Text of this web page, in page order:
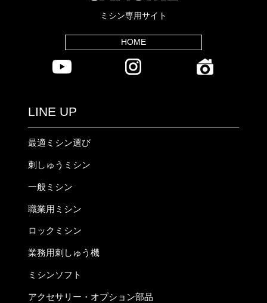
ミシン専用サイト
HOME
LINE UP
最適ミシン選び
刺しゅうミシン
一般ミシン
職業用ミシン
ロックミシン
業務用刺しゅう機
ミシンソフト
アクセサリー・オプション部品